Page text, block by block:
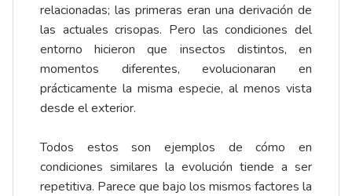
relacionadas; las primeras eran una derivación de
las actuales crisopas. Pero las condiciones del
entorno hicieron que insectos distintos, en
momentos diferentes, evolucionaran en
prácticamente la misma especie, al menos vista
desde el exterior.
Todos estos son ejemplos de cómo en
condiciones similares la evolución tiende a ser
repetitiva. Parece que bajo los mismos factores la